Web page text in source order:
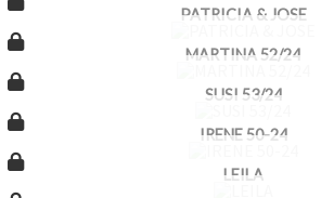
PATRICIA & JOSE
MARTINA 52/24
SUSI 53/24
IRENE 50-24
LEILA